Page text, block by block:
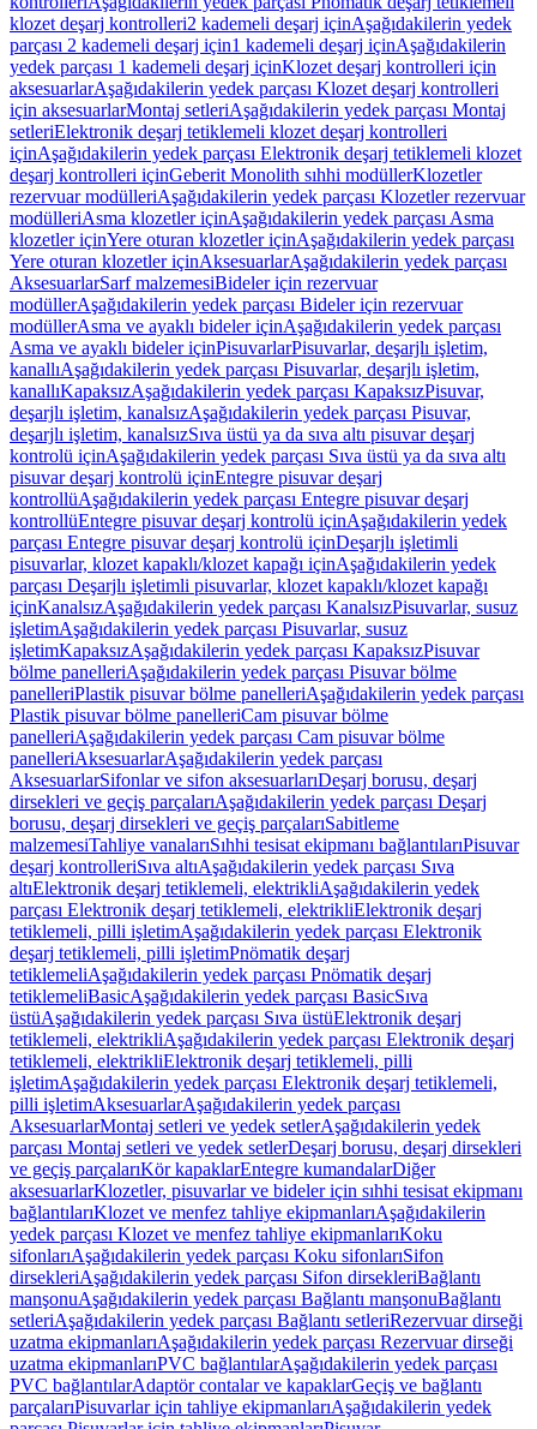
klozet deşarj kontrolleri2 kademeli deşarj içinAşağıdakilerin yedek
parçası 2 kademeli deşarj için1 kademeli deşarj içinAşağıdakilerin
yedek parçası 1 kademeli deşarj içinKlozet deşarj kontrolleri için
aksesuarlarAşağıdakilerin yedek parçası Klozet deşarj kontrolleri
için aksesuarlarMontaj setleriAşağıdakilerin yedek parçası Montaj
setleriElektronik deşarj tetiklemeli klozet deşarj kontrolleri
içinAşağıdakilerin yedek parçası Elektronik deşarj tetiklemeli klozet
deşarj kontrolleri içinGeberit Monolith sıhhi modüllerKlozetler
rezervuar modülleriAşağıdakilerin yedek parçası Klozetler rezervuar
modülleriAsma klozetler içinAşağıdakilerin yedek parçası Asma
klozetler içinYere oturan klozetler içinAşağıdakilerin yedek parçası
Yere oturan klozetler içinAksesuarlarAşağıdakilerin yedek parçası
AksesuarlarSarf malzemesiBideler için rezervuar
modüllerAşağıdakilerin yedek parçası Bideler için rezervuar
modüllerAsma ve ayaklı bideler içinAşağıdakilerin yedek parçası
Asma ve ayaklı bideler içinPisuvarlarPisuvarlar, deşarjlı işletim,
kanallıAşağıdakilerin yedek parçası Pisuvarlar, deşarjlı işletim,
kanallıKapaksızAşağıdakilerin yedek parçası KapaksızPisuvar,
deşarjlı işletim, kanalsızAşağıdakilerin yedek parçası Pisuvar,
deşarjlı işletim, kanalsızSıva üstü ya da sıva altı pisuvar deşarj
kontrolü içinAşağıdakilerin yedek parçası Sıva üstü ya da sıva altı
pisuvar deşarj kontrolü içinEntegre pisuvar deşarj
kontrollüAşağıdakilerin yedek parçası Entegre pisuvar deşarj
kontrollüEntegre pisuvar deşarj kontrolü içinAşağıdakilerin yedek
parçası Entegre pisuvar deşarj kontrolü içinDeşarjlı işletimli
pisuvarlar, klozet kapaklı/klozet kapağı içinAşağıdakilerin yedek
parçası Deşarjlı işletimli pisuvarlar, klozet kapaklı/klozet kapağı
içinKanalsızAşağıdakilerin yedek parçası KanalsızPisuvarlar, susuz
işletimAşağıdakilerin yedek parçası Pisuvarlar, susuz
işletimKapaksızAşağıdakilerin yedek parçası KapaksızPisuvar
bölme panelleriAşağıdakilerin yedek parçası Pisuvar bölme
panelleriPlastik pisuvar bölme panelleriAşağıdakilerin yedek parçası
Plastik pisuvar bölme panelleriCam pisuvar bölme
panelleriAşağıdakilerin yedek parçası Cam pisuvar bölme
panelleriAksesuarlarAşağıdakilerin yedek parçası
AksesuarlarSifonlar ve sifon aksesuarlarıDeşarj borusu, deşarj
dirsekleri ve geçiş parçalarıAşağıdakilerin yedek parçası Deşarj
borusu, deşarj dirsekleri ve geçiş parçalarıSabitleme
malzemesiTahliye vanalarıSıhhi tesisat ekipmanı bağlantılarıPisuvar
deşarj kontrolleriSıva altıAşağıdakilerin yedek parçası Sıva
altıElektronik deşarj tetiklemeli, elektrikliAşağıdakilerin yedek
parçası Elektronik deşarj tetiklemeli, elektrikliElektronik deşarj
tetiklemeli, pilli işletimAşağıdakilerin yedek parçası Elektronik
deşarj tetiklemeli, pilli işletimPnömatik deşarj
tetiklemeliAşağıdakilerin yedek parçası Pnömatik deşarj
tetiklemeliBasicAşağıdakilerin yedek parçası BasicSıva
üstüAşağıdakilerin yedek parçası Sıva üstüElektronik deşarj
tetiklemeli, elektrikliAşağıdakilerin yedek parçası Elektronik deşarj
tetiklemeli, elektrikliElektronik deşarj tetiklemeli, pilli
işletimAşağıdakilerin yedek parçası Elektronik deşarj tetiklemeli,
pilli işletimAksesuarlarAşağıdakilerin yedek parçası
AksesuarlarMontaj setleri ve yedek setlerAşağıdakilerin yedek
parçası Montaj setleri ve yedek setlerDeşarj borusu, deşarj dirsekleri
ve geçiş parçalarıKör kapaklarEntegre kumandalarDiğer
aksesuarlarKlozetler, pisuvarlar ve bideler için sıhhi tesisat ekipmanı
bağlantılarıKlozet ve menfez tahliye ekipmanlarıAşağıdakilerin
yedek parçası Klozet ve menfez tahliye ekipmanlarıKoku
sifonlarıAşağıdakilerin yedek parçası Koku sifonlarıSifon
dirsekleriAşağıdakilerin yedek parçası Sifon dirsekleriBağlantı
manşonuAşağıdakilerin yedek parçası Bağlantı manşonuBağlantı
setleriAşağıdakilerin yedek parçası Bağlantı setleriRezervuar dirseği
uzatma ekipmanlarıAşağıdakilerin yedek parçası Rezervuar dirseği
uzatma ekipmanlarıPVC bağlantılarAşağıdakilerin yedek parçası
PVC bağlantılarAdaptör contalar ve kapaklarGeçiş ve bağlantı
parçalarıPisuvarlar için tahliye ekipmanlarıAşağıdakilerin yedek